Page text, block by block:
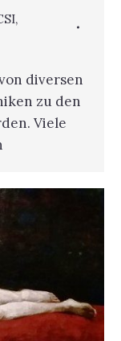
,
diversen
zu den
Viele